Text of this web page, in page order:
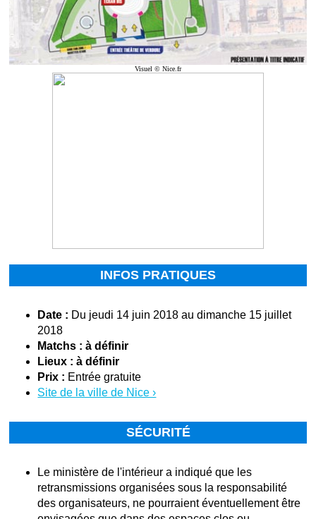
Visuel © Nice.fr
INFOS PRATIQUES
Date : Du jeudi 14 juin 2018 au dimanche 15 juillet
2018
Matchs : à définir
Lieux : à définir
Prix : Entrée gratuite
Site de la ville de Nice ›
SÉCURITÉ
Le ministère de l'intérieur a indiqué que les
retransmissions organisées sous la responsabilité
des organisateurs, ne pourraient éventuellement être